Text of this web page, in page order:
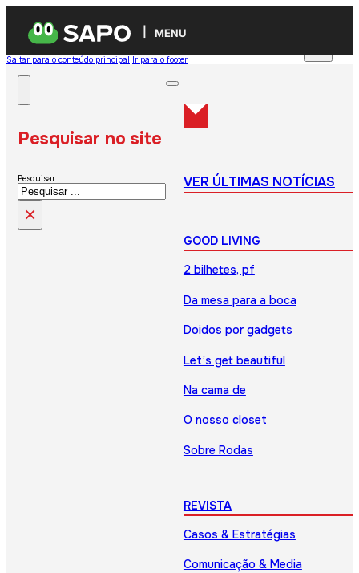
MENU
Saltar para o conteúdo principal Ir para o footer
Pesquisar no site
Pesquisar
×
VER ÚLTIMAS NOTÍCIAS
GOOD LIVING
2 bilhetes, pf
Da mesa para a boca
Doidos por gadgets
Let’s get beautiful
Na cama de
O nosso closet
Sobre Rodas
REVISTA
Casos & Estratégias
Comunicação & Media